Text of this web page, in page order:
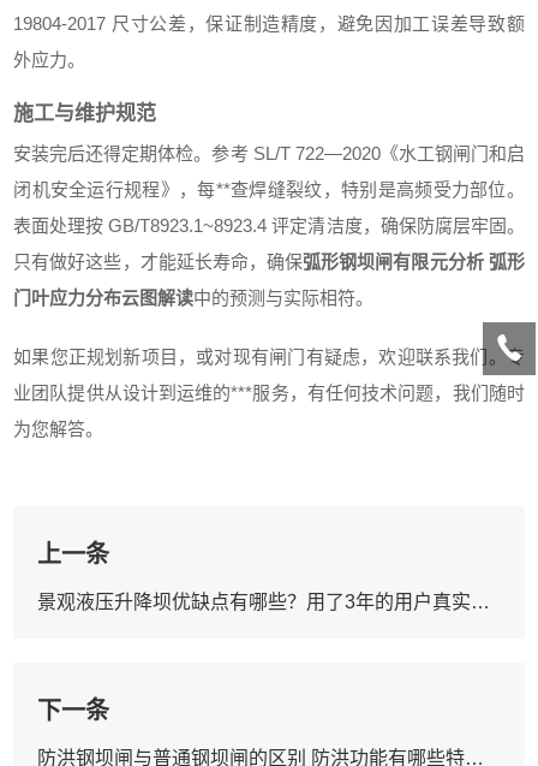
19804-2017 尺寸公差，保证制造精度，避免因加工误差导致额
外应力。
施工与维护规范
安装完后还得定期体检。参考 SL/T 722—2020《水工钢闸门和启
闭机安全运行规程》，每**查焊缝裂纹，特别是高频受力部位。
表面处理按 GB/T8923.1~8923.4 评定清洁度，确保防腐层牢固。
只有做好这些，才能延长寿命，确保弧形钢坝闸有限元分析 弧形
门叶应力分布云图解读中的预测与实际相符。
如果您正规划新项目，或对现有闸门有疑虑，欢迎联系我们。专
业团队提供从设计到运维的***服务，有任何技术问题，我们随时
为您解答。
上一条
景观液压升降坝优缺点有哪些？用了3年的用户真实反馈
下一条
防洪钢坝闸与普通钢坝闸的区别 防洪功能有哪些特殊设计